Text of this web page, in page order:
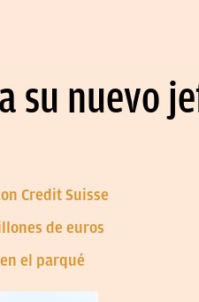
su nuevo
Credit Suisse
de euros
el parqué